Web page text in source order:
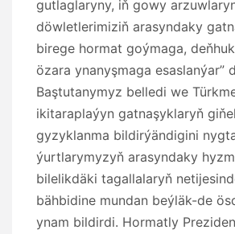
gutlaglaryny, iň gowy
döwletlerimiziň arasyndaky
birege hormat goýmaga,
özara ynanyşmaga esaslanýar”
Baştutanymyz belledi we
ikitaraplaýyn gatnaşyklaryň
gyzyklanma bildirýändigini
ýurtlarymyzyň arasyndaky
bilelikdäki tagallalaryň
bähbidine mundan beýläk-de
ynam bildirdi. Hormatly